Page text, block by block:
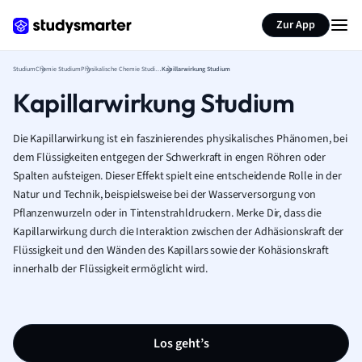
Zur App
StudiumChemie Studium Physikalische Chemie StudiumKapillarwirkung Studium
Kapillarwirkung Studium
Die Kapillarwirkung ist ein faszinierendes physikalisches Phänomen, bei
dem Flüssigkeiten entgegen der Schwerkraft in engen Röhren oder
Spalten aufsteigen. Dieser Effekt spielt eine entscheidende Rolle in der
Natur und Technik, beispielsweise bei der Wasserversorgung von
Pflanzenwurzeln oder in Tintenstrahldruckern. Merke Dir, dass die
Kapillarwirkung durch die Interaktion zwischen der Adhäsionskraft der
Flüssigkeit und den Wänden des Kapillars sowie der Kohäsionskraft
innerhalb der Flüssigkeit ermöglicht wird.
Los geht’s